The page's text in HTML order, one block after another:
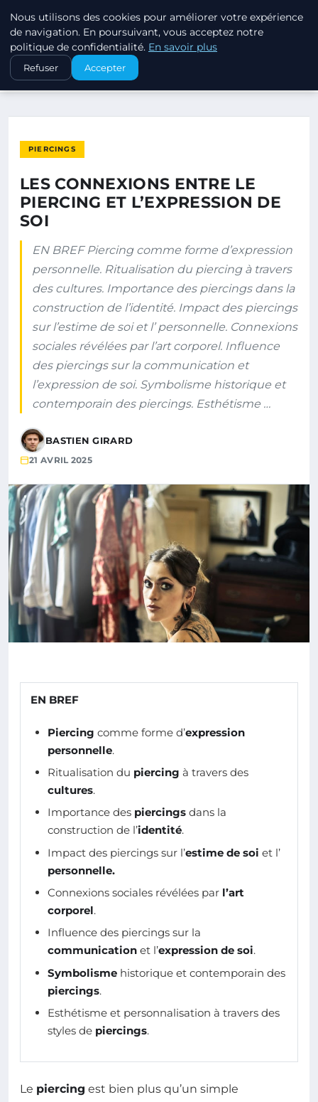
PIERCINGS ET PLUGS
ACCUEIL
PIERCINGS
LES CONNEXIONS ENTRE LE PIERCING ET L’EXPRESSION DE SOI
PIERCINGS
LES CONNEXIONS ENTRE LE
PIERCING ET L’EXPRESSION DE
SOI
EN BREF Piercing comme forme d’expression
personnelle. Ritualisation du piercing à travers
des cultures. Importance des piercings dans la
construction de l’identité. Impact des piercings
sur l’estime de soi et l’ personnelle. Connexions
sociales révélées par l’art corporel. Influence
des piercings sur la communication et
l’expression de soi. Symbolisme historique et
contemporain des piercings. Esthétisme …
BASTIEN GIRARD
21 AVRIL 2025
EN BREF
Piercing comme forme d’expression
personnelle.
Ritualisation du piercing à travers des
cultures.
Importance des piercings dans la
construction de l’identité.
Impact des piercings sur l’estime de soi et l’
personnelle.
Connexions sociales révélées par l’art
corporel.
Influence des piercings sur la
communication et l’expression de soi.
Symbolisme historique et contemporain des
piercings.
Esthétisme et personnalisation à travers des
styles de piercings.
Le piercing est bien plus qu’un simple
Nous utilisons des cookies pour améliorer votre expérience
de navigation. En poursuivant, vous acceptez notre
politique de confidentialité. En savoir plus
Refuser Accepter